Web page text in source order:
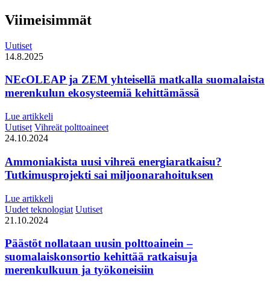
Viimeisimmät
Uutiset
14.8.2025
NEcOLEAP ja ZEM yhteisellä matkalla suomalaista
merenkulun ekosysteemiä kehittämässä
Lue artikkeli
Uutiset Vihreät polttoaineet
24.10.2024
Ammoniakista uusi vihreä energiaratkaisu?
Tutkimusprojekti sai miljoonarahoituksen
Lue artikkeli
Uudet teknologiat Uutiset
21.10.2024
Päästöt nollataan uusin polttoainein –
suomalaiskonsortio kehittää ratkaisuja
merenkulkuun ja työkoneisiin